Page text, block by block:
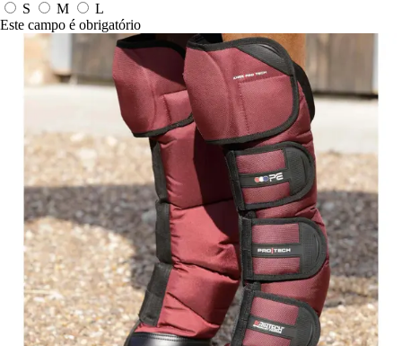
S
M
L
Este campo é obrigatório